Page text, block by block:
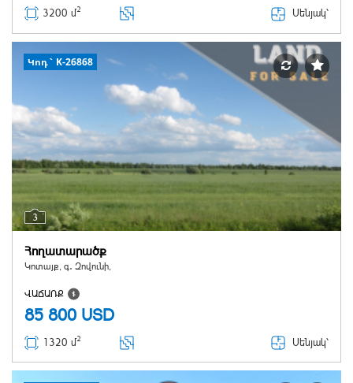
3200 մ2 Սենյակ՝
3
Կոդ` K-26868
Հողատարածք
Կոտայք, գ․ Զովունի,
ՎԱՃԱՌՔ
85 800 USD
1320 մ2 Սենյակ՝